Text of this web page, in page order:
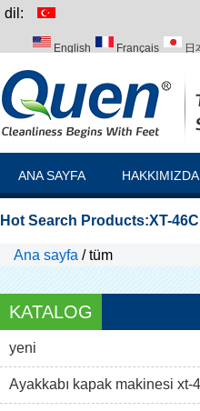
dil:
English Français 日
ANA SAYFA HAKKIMIZDA
Hot Search Products:XT-46C
Ana sayfa /tüm
KATALOG
yeni
Ayakkabı kapak makinesi xt-